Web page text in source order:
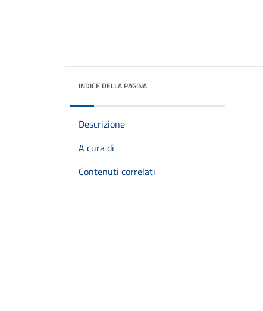
INDICE DELLA PAGINA
Descrizione
A cura di
Contenuti correlati